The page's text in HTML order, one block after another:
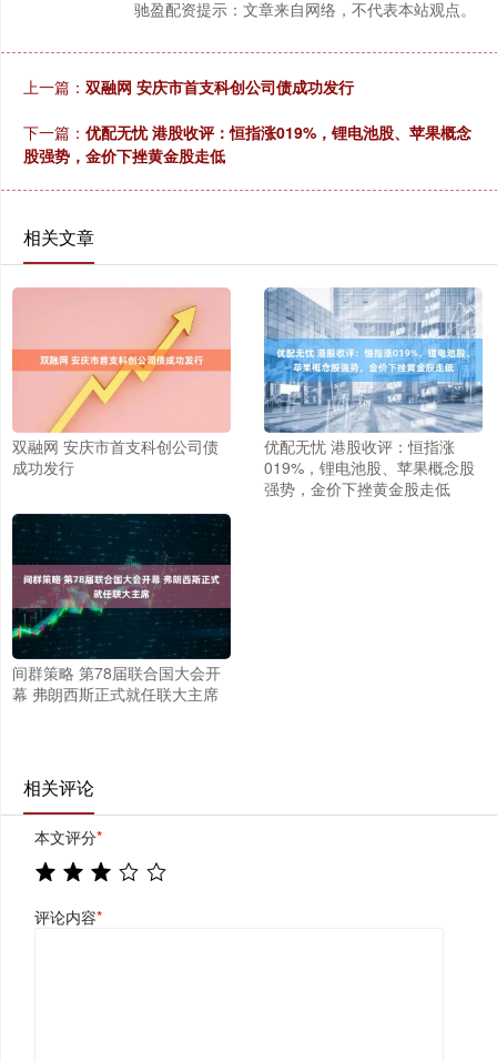
驰盈配资提示：文章来自网络，不代表本站观点。
上一篇： 双融网 安庆市首支科创公司债成功发行
下一篇： 优配无忧 港股收评：恒指涨019%，锂电池股、苹果概念
股强势，金价下挫黄金股走低
相关文章
双融网 安庆市首支科创公司债
成功发行
优配无忧 港股收评：恒指涨
019%，锂电池股、苹果概念股
强势，金价下挫黄金股走低
间群策略 第78届联合国大会开
幕 弗朗西斯正式就任联大主席
相关评论
本文评分*
评论内容*